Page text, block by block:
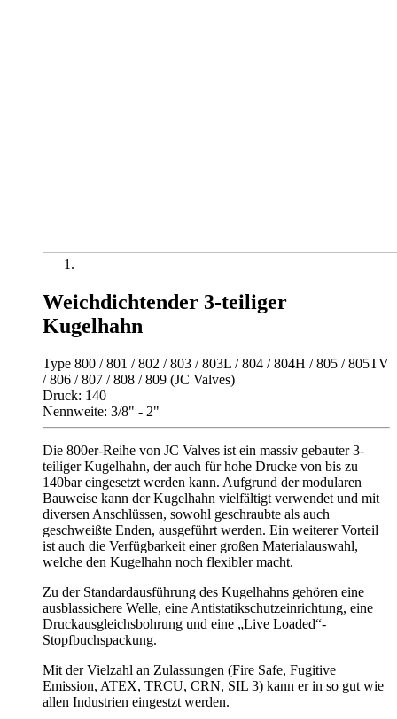
Weichdichtender 3-teiliger
Kugelhahn
Type 800 / 801 / 802 / 803 / 803L / 804 / 804H / 805 / 805TV
/ 806 / 807 / 808 / 809 (JC Valves)
Druck: 140
Nennweite: 3/8" - 2"
Die 800er-Reihe von JC Valves ist ein massiv gebauter 3-
teiliger Kugelhahn, der auch für hohe Drucke von bis zu
140bar eingesetzt werden kann. Aufgrund der modularen
Bauweise kann der Kugelhahn vielfältigt verwendet und mit
diversen Anschlüssen, sowohl geschraubte als auch
geschweißte Enden, ausgeführt werden. Ein weiterer Vorteil
ist auch die Verfügbarkeit einer großen Materialauswahl,
welche den Kugelhahn noch flexibler macht.
Zu der Standardausführung des Kugelhahns gehören eine
ausblassichere Welle, eine Antistatikschutzeinrichtung, eine
Druckausgleichsbohrung und eine „Live Loaded“-
Stopfbuchspackung.
Mit der Vielzahl an Zulassungen (Fire Safe, Fugitive
Emission, ATEX, TRCU, CRN, SIL 3) kann er in so gut wie
allen Industrien eingestzt werden.